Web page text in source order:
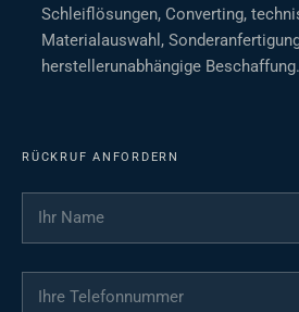
Schleiflösungen, Converting,
Materialauswahl,
herstellerunabhängige Beschaffung.
RÜCKRUF ANFORDERN
Ihr Name
Ihre Telefonnummer